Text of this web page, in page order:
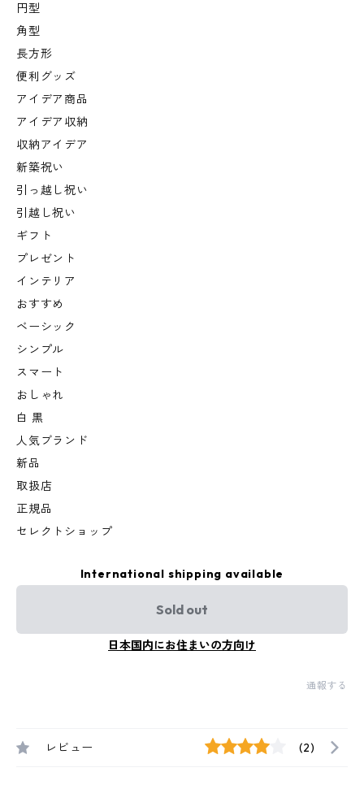
円型
角型
長方形
便利グッズ
アイデア商品
アイデア収納
収納アイデア
新築祝い
引っ越し祝い
引越し祝い
ギフト
プレゼント
インテリア
おすすめ
ベーシック
シンプル
スマート
おしゃれ
白 黒
人気ブランド
新品
取扱店
正規品
セレクトショップ
International shipping available
Sold out
日本国内にお住まいの方向け
通報する
レビュー (2)